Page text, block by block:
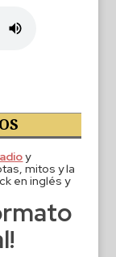
y
mitos y la
en inglés y